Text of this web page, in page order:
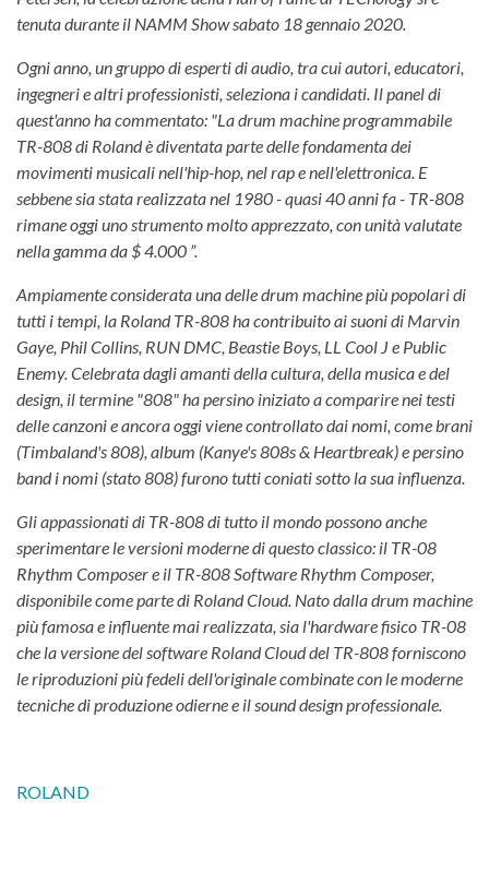
tenuta durante il NAMM Show sabato 18 gennaio 2020.
Ogni anno, un gruppo di esperti di audio, tra cui autori, educatori,
ingegneri e altri professionisti, seleziona i candidati. Il panel di
quest'anno ha commentato: "La drum machine programmabile
TR-808 di Roland è diventata parte delle fondamenta dei
movimenti musicali nell'hip-hop, nel rap e nell'elettronica. E
sebbene sia stata realizzata nel 1980 - quasi 40 anni fa - TR-808
rimane oggi uno strumento molto apprezzato, con unità valutate
nella gamma da $ 4.000 ”.
Ampiamente considerata una delle drum machine più popolari di
tutti i tempi, la Roland TR-808 ha contribuito ai suoni di Marvin
Gaye, Phil Collins, RUN DMC, Beastie Boys, LL Cool J e Public
Enemy. Celebrata dagli amanti della cultura, della musica e del
design, il termine "808" ha persino iniziato a comparire nei testi
delle canzoni e ancora oggi viene controllato dai nomi, come brani
(Timbaland's 808), album (Kanye's 808s & Heartbreak) e persino
band i nomi (stato 808) furono tutti coniati sotto la sua influenza.
Gli appassionati di TR-808 di tutto il mondo possono anche
sperimentare le versioni moderne di questo classico: il TR-08
Rhythm Composer e il TR-808 Software Rhythm Composer,
disponibile come parte di Roland Cloud. Nato dalla drum machine
più famosa e influente mai realizzata, sia l'hardware fisico TR-08
che la versione del software Roland Cloud del TR-808 forniscono
le riproduzioni più fedeli dell'originale combinate con le moderne
tecniche di produzione odierne e il sound design professionale.
ROLAND